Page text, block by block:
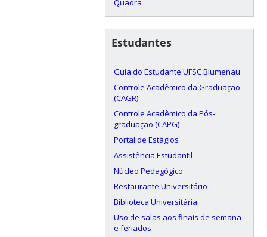
Quadra
Estudantes
Guia do Estudante UFSC Blumenau
Controle Acadêmico da Graduação
(CAGR)
Controle Acadêmico da Pós-
graduação (CAPG)
Portal de Estágios
Assistência Estudantil
Núcleo Pedagógico
Restaurante Universitário
Biblioteca Universitária
Uso de salas aos finais de semana
e feriados